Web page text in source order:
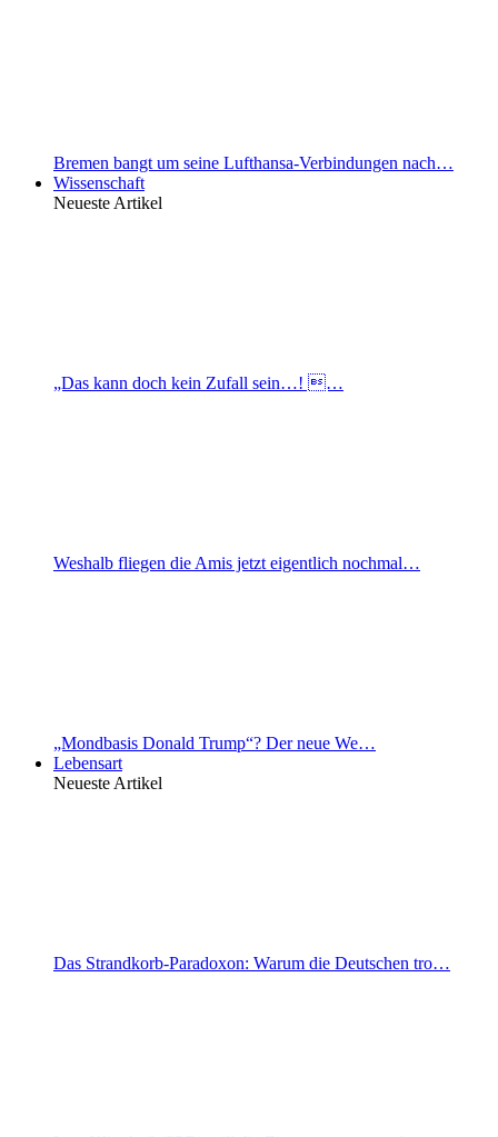
Bremen bangt um seine Lufthansa-Verbindungen nach…
Wissenschaft
Neueste Artikel
„Das kann doch kein Zufall sein…! …
Weshalb fliegen die Amis jetzt eigentlich nochmal…
„Mondbasis Donald Trump“? Der neue We…
Lebensart
Neueste Artikel
Das Strandkorb-Paradoxon: Warum die Deutschen tro…